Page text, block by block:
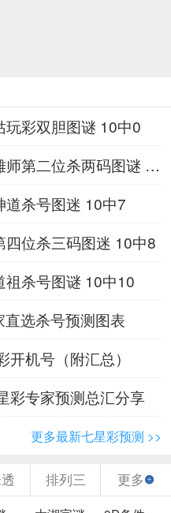
彩双胆图谜 10中0
二位杀两码图谜 10中8
杀号图迷 10中7
位杀三码图迷 10中8
杀号图谜 10中10
选杀号预测图表
机号（附汇总）
彩专家预测总汇分享
更多最新七星彩预测 >>
排列三 更多